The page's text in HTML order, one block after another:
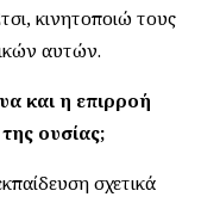
κινητοποιώ τους
αυτών.
και η επιρροή
ουσίας;
σχετικά